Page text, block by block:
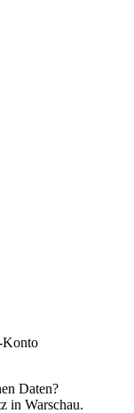
Konto
Daten?
in Warschau.